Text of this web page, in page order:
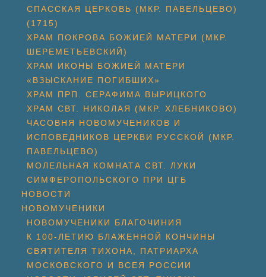
СПАССКАЯ ЦЕРКОВЬ (МКР. ПАВЕЛЬЦЕВО)
(1715)
ХРАМ ПОКРОВА БОЖИЕЙ МАТЕРИ (МКР.
ШЕРЕМЕТЬЕВСКИЙ)
ХРАМ ИКОНЫ БОЖИЕЙ МАТЕРИ
«ВЗЫСКАНИЕ ПОГИБШИХ»
ХРАМ ПРП. СЕРАФИМА ВЫРИЦКОГО
ХРАМ СВТ. НИКОЛАЯ (МКР. ХЛЕБНИКОВО)
ЧАСОВНЯ НОВОМУЧЕНИКОВ И
ИСПОВЕДНИКОВ ЦЕРКВИ РУССКОЙ (МКР.
ПАВЕЛЬЦЕВО)
МОЛЕЛЬНАЯ КОМНАТА СВТ. ЛУКИ
СИМФЕРОПОЛЬСКОГО ПРИ ЦГБ
НОВОСТИ
НОВОМУЧЕНИКИ
НОВОМУЧЕНИКИ БЛАГОЧИНИЯ
К 100-ЛЕТИЮ БЛАЖЕННОЙ КОНЧИНЫ
СВЯТИТЕЛЯ ТИХОНА, ПАТРИАРХА
МОСКОВСКОГО И ВСЕЯ РОССИИ